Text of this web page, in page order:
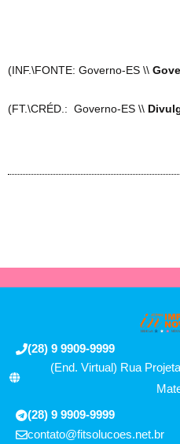
(INF.\FONTE: Governo-ES \\
(FT.\CRÉD.: Governo-ES \\
(28) 9 9909-9999
(End. Virtual) Rua
(28) 9 9909-9999
contato@fitsolucoes.net.br